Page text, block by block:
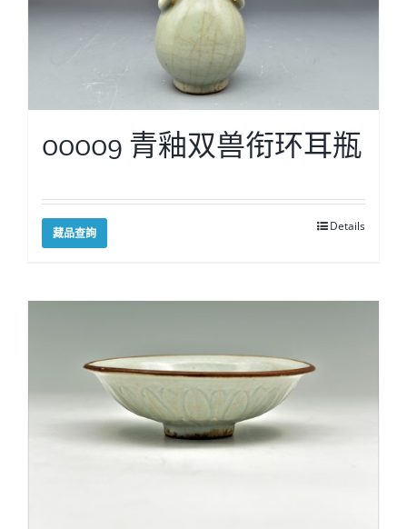
00009 青釉双兽衔环耳瓶
藏品查詢 Details